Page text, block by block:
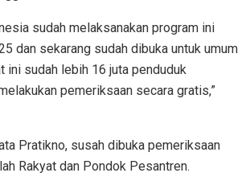
sudah melaksanakan program ini
dan sekarang sudah dibuka untuk umum
ini sudah lebih 16 juta penduduk
pemeriksaan secara gratis,”
Pratikno, susah dibuka pemeriksaan
Rakyat dan Pondok Pesantren.